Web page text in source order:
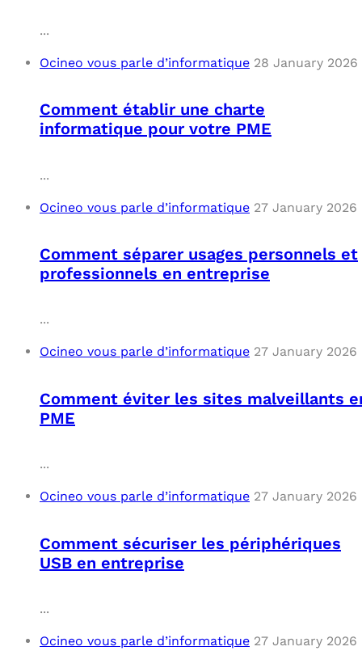
...
Ocineo vous parle d’informatique 28 January 2026
Comment établir une charte
informatique pour votre PME
...
Ocineo vous parle d’informatique 27 January 2026
Comment séparer usages personnels et
professionnels en entreprise
...
Ocineo vous parle d’informatique 27 January 2026
Comment éviter les sites malveillants
PME
...
Ocineo vous parle d’informatique 27 January 2026
Comment sécuriser les périphériques
USB en entreprise
...
Ocineo vous parle d’informatique 27 January 2026